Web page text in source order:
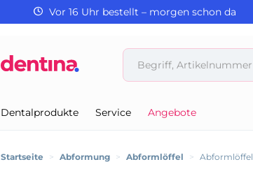
Vor 16 Uhr bestellt – morgen schon da
Dentalprodukte Service Angebote
Startseite > Abformung > Abformlöffel > Abformlöffel